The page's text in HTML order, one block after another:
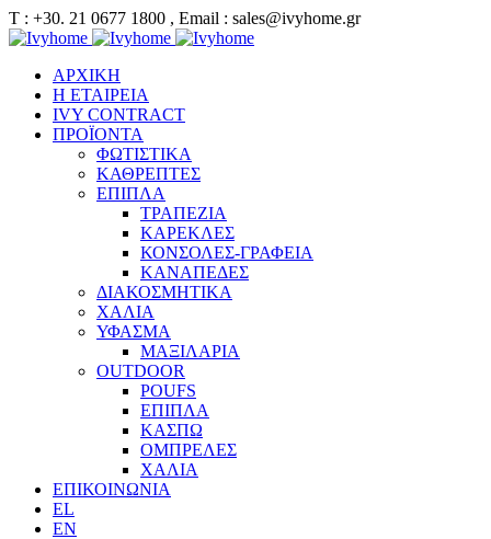
Τ : +30. 21 0677 1800 , Email : sales@ivyhome.gr
ΑΡΧΙΚΗ
Η ΕΤΑΙΡΕΙΑ
IVY CONTRACT
ΠΡΟΪΟΝΤΑ
ΦΩΤΙΣΤΙΚΑ
ΚΑΘΡΕΠΤΕΣ
ΕΠΙΠΛΑ
ΤΡΑΠΕΖΙΑ
ΚΑΡΕΚΛΕΣ
ΚΟΝΣΟΛΕΣ-ΓΡΑΦΕΙΑ
ΚΑΝΑΠΕΔΕΣ
ΔΙΑΚΟΣΜΗΤΙΚΑ
ΧΑΛΙΑ
ΥΦΑΣΜΑ
ΜΑΞΙΛΑΡΙΑ
OUTDOOR
POUFS
ΕΠΙΠΛΑ
ΚΑΣΠΩ
ΟΜΠΡΕΛΕΣ
ΧΑΛΙΑ
ΕΠΙΚΟΙΝΩΝΙΑ
EL
EN